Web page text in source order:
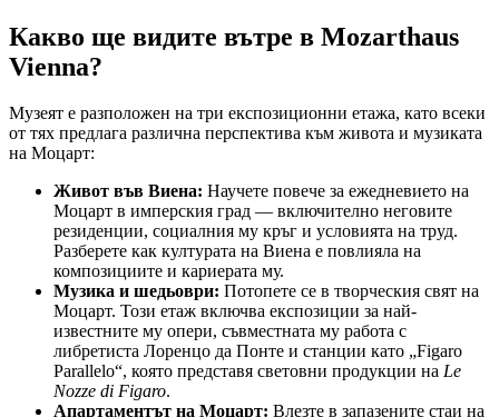
Какво ще видите вътре в Mozarthaus
Vienna?
Музеят е разположен на три експозиционни етажа, като всеки
от тях предлага различна перспектива към живота и музиката
на Моцарт:
Живот във Виена: Научете повече за ежедневието на
Моцарт в имперския град — включително неговите
резиденции, социалния му кръг и условията на труд.
Разберете как културата на Виена е повлияла на
композициите и кариерата му.
Музика и шедьоври: Потопете се в творческия свят на
Моцарт. Този етаж включва експозиции за най-
известните му опери, съвместната му работа с
либретиста Лоренцо да Понте и станции като „Figaro
Parallelo“, която представя световни продукции на Le
Nozze di Figaro.
Апартаментът на Моцарт: Влезте в запазените стаи на